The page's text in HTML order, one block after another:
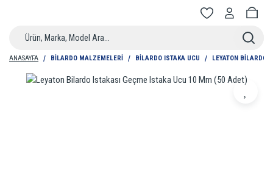
ANASAYFA BILARDO MALZEMELERI BILARDO ISTAKA UCU LEYATON BILARDO